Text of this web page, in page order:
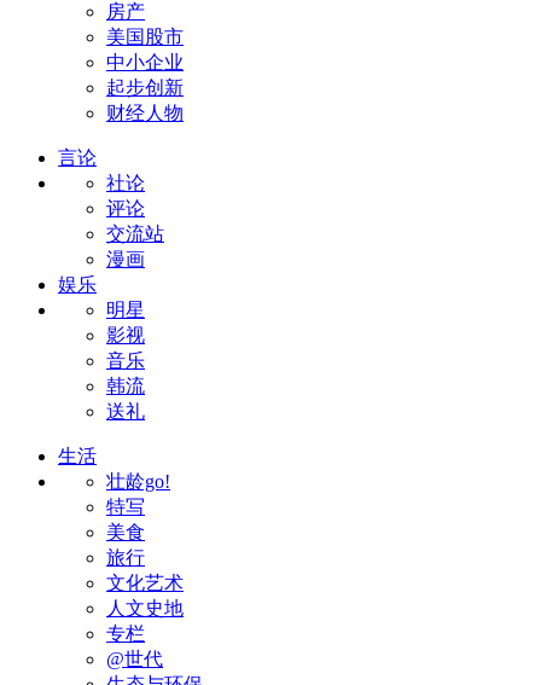
房产
美国股市
中小企业
起步创新
财经人物
言论
社论
评论
交流站
漫画
娱乐
明星
影视
音乐
韩流
送礼
生活
壮龄go!
特写
美食
旅行
文化艺术
人文史地
专栏
@世代